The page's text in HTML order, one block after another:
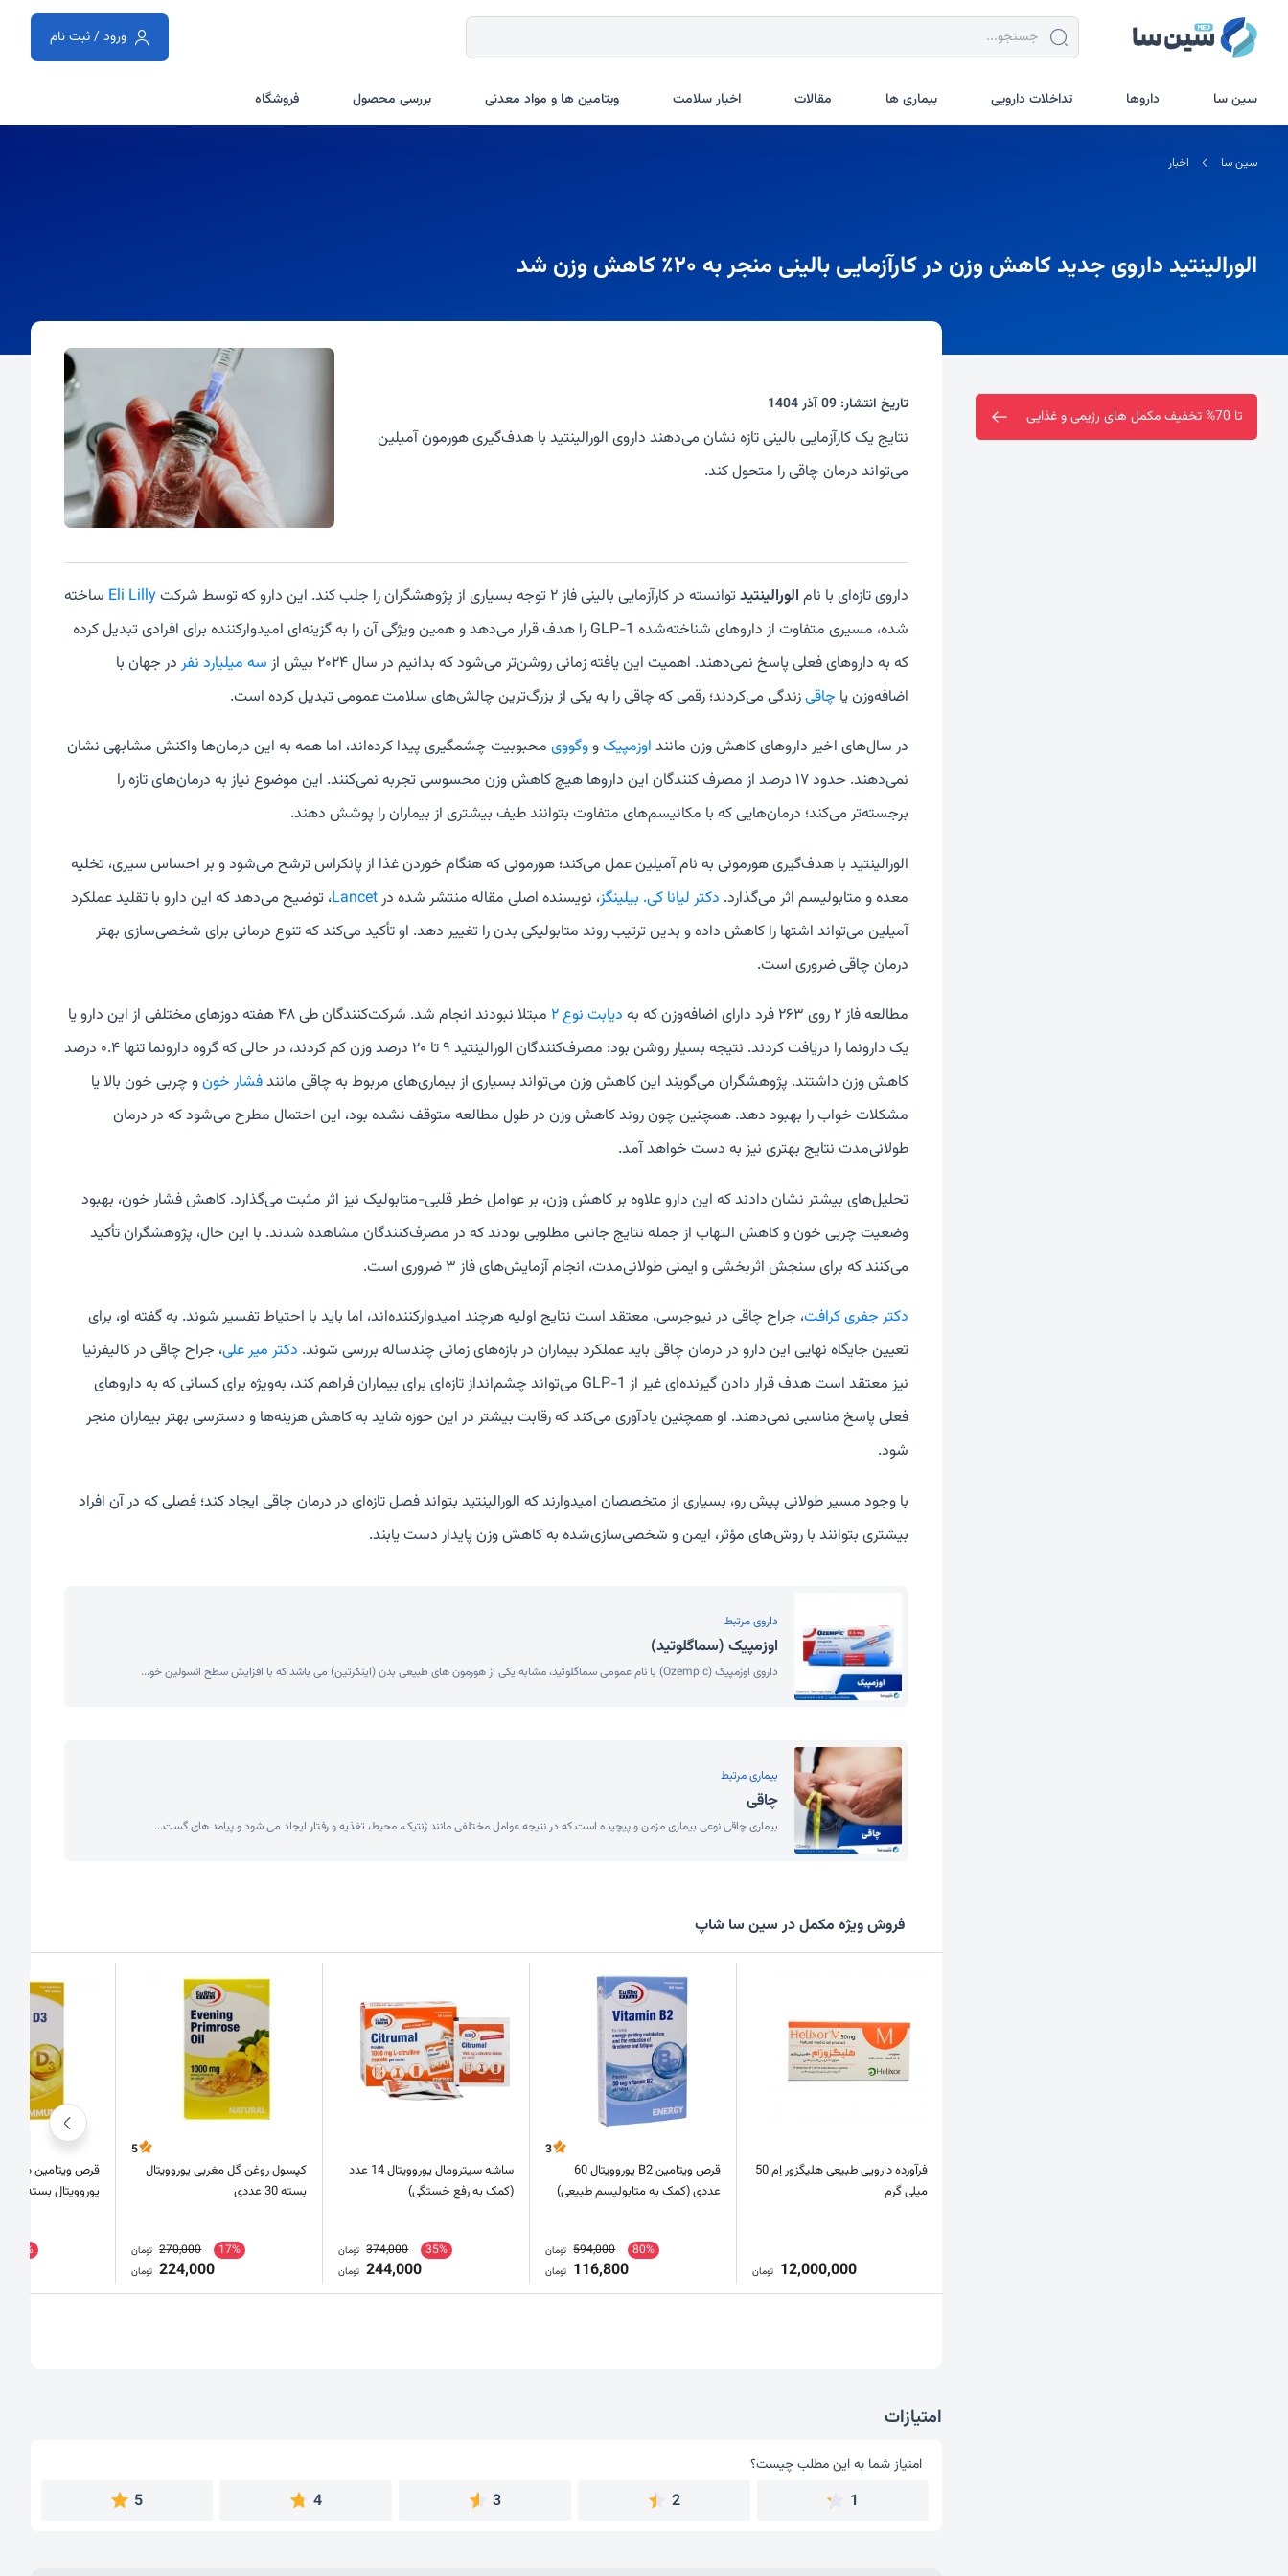
ورود / ثبت نام
سین سا داروها تداخلات دارویی بیماری ها مقالات اخبار سلامت ویتامین ها و مواد معدنی بررسی محصول فروشگاه
سین سا اخبار
الورالینتید داروی جدید کاهش وزن در کارآزمایی بالینی منجر به ۲۰٪ کاهش وزن شد
ارسال رایگان خرید بالای دو میلیون تومان
تاریخ انتشار: 09 آذر 1404
نتایج یک کارآزمایی بالینی تازه نشان می‌دهند داروی الورالینتید با هدف‌گیری هورمون آمیلین
می‌تواند درمان چاقی را متحول کند.
داروی تازه‌ای با نام الورالینتیدتوانسته در کارآزمایی بالینی فاز ۲ توجه بسیاری از پژوهشگران را جلب کند. این دارو که توسط شرکت Eli Lilly ساخته
شده، مسیری متفاوت از داروهای شناخته‌شده GLP-1 را هدف قرار می‌دهد و همین ویژگی آن را به گزینه‌ای امیدوارکننده برای افرادی تبدیل کرده
که به داروهای فعلی پاسخ نمی‌دهند. اهمیت این یافته زمانی روشن‌تر می‌شود که بدانیم در سال ۲۰۲۴ بیش از
سه میلیارد نفردر جهان با
اضافه‌وزن یا چاقیزندگی می‌کردند؛ رقمی که چاقی را به یکی از بزرگ‌ترین چالش‌های سلامت عمومی تبدیل کرده است.
در سال‌های اخیر داروهای کاهش وزن مانند اوزمپیکووگوویمحبوبیت چشمگیری پیدا کرده‌اند، اما همه به این درمان‌ها واکنش مشابهی نشان
نمی‌دهند. حدود ۱۷ درصد از مصرف کنندگان این داروها هیچ کاهش وزن محسوسی تجربه نمی‌کنند. این موضوع نیاز به درمان‌های تازه را
برجسته‌تر می‌کند؛ درمان‌هایی که با مکانیسم‌های متفاوت بتوانند طیف بیشتری از بیماران را پوشش دهند.
الورالینتید با هدف‌گیری هورمونی به نام آمیلین عمل می‌کند؛ هورمونی که هنگام خوردن غذا از پانکراس ترشح می‌شود و بر احساس سیری، تخلیه
معده و متابولیسم اثر می‌گذارد. دکتر لیانا کی. بیلینگز، نویسنده اصلی مقاله منتشر شده درLancet، توضیح می‌دهد که این دارو با تقلید عملکرد
آمیلین می‌تواند اشتها را کاهش داده و بدین ترتیب روند متابولیکی بدن را تغییر دهد. او تأکید می‌کند که تنوع درمانی برای شخصی‌سازی بهتر
درمان چاقی ضروری است.
مطالعه فاز ۲ روی ۲۶۳ فرد دارای اضافه‌وزن که به دیابت نوع ۲
مبتلا نبودند انجام شد. شرکت‌کنندگان طی ۴۸ هفته دوزهای مختلفی از این دارو یا
یک دارونما را دریافت کردند. نتیجه بسیار روشن بود: مصرف‌کنندگان الورالینتید ۹ تا ۲۰ درصد وزن کم کردند، در حالی که گروه دارونما تنها ۰.۴ درصد
کاهش وزن داشتند. پژوهشگران می‌گویند این کاهش وزن می‌تواند بسیاری از بیماری‌های مربوط به چاقی مانندفشار خونو چربی خون بالا یا
مشکلات خواب را بهبود دهد. همچنین چون روند کاهش وزن در طول مطالعه متوقف نشده بود، این احتمال مطرح می‌شود که در درمان
طولانی‌مدت نتایج بهتری نیز به دست خواهد آمد.
تحلیل‌های بیشتر نشان دادند که این دارو علاوه بر کاهش وزن، بر عوامل خطر قلبی-متابولیک نیز اثر مثبت می‌گذارد. کاهش فشار خون، بهبود
وضعیت چربی خون و کاهش التهاب از جمله نتایج جانبی مطلوبی بودند که در مصرف‌کنندگان مشاهده شدند. با این حال، پژوهشگران تأکید
می‌کنند که برای سنجش اثربخشی و ایمنی طولانی‌مدت، انجام آزمایش‌های فاز ۳ ضروری است.
دکتر جفری کرافت، جراح چاقی در نیوجرسی، معتقد است نتایج اولیه هرچند امیدوارکننده‌اند، اما باید با احتیاط تفسیر شوند. به گفته او، برای
تعیین جایگاه نهایی این دارو در درمان چاقی باید عملکرد بیماران در بازه‌های زمانی چندساله بررسی شوند. دکتر میر علی، جراح چاقی در کالیفرنیا
نیز معتقد است هدف قرار دادن گیرنده‌ای غیر از GLP-1 می‌تواند چشم‌انداز تازه‌ای برای بیماران فراهم کند، به‌ویژه برای کسانی که به داروهای
فعلی پاسخ مناسبی نمی‌دهند. او همچنین یادآوری می‌کند که رقابت بیشتر در این حوزه شاید به کاهش هزینه‌ها و دسترسی بهتر بیماران منجر
شود.
با وجود مسیر طولانی پیش رو، بسیاری از متخصصان امیدوارند که الورالینتید بتواند فصل تازه‌ای در درمان چاقی ایجاد کند؛ فصلی که در آن افراد
بیشتری بتوانند با روش‌های مؤثر، ایمن و شخصی‌سازی‌شده به کاهش وزن پایدار دست یابند.
داروی مرتبط
اوزمپیک (سماگلوتید)
داروی اوزمپیک (Ozempic) با نام عمومی سماگلوتید، مشابه یکی از هورمون های طبیعی بدن (اینکرتین) می باشد که با افزایش سطح انسولین خو...
بیماری مرتبط
چاقی
بیماری چاقی نوعی بیماری مزمن و پیچیده است که در نتیجه عوامل مختلفی مانند ژنتیک، محیط، تغذیه و رفتار ایجاد می شود و پیامد های گست...
فروش ویژه مکمل در سین سا شاپ
فرآورده دارویی طبیعی هلیگزور اِم 50
میلی گرم
12,000,000 تومان
3
قرص ویتامین B2 یوروویتال 60
عددی (کمک به متابولیسم طبیعی)
80%
594,000 تومان
116,800 تومان
ساشه سیترومال یوروویتال 14 عدد
(کمک به رفع خستگی)
35%
374,000 تومان
244,000 تومان
5
کپسول روغن گل مغربی یوروویتال
بسته 30 عددی
17%
270,000 تومان
224,000 تومان
یوروویتال بسته 60 عددی
31%
امتیازات
امتیاز شما به این مطلب چیست؟
امتیاز شما به این مطلب چیست؟
1
2
3
4
5